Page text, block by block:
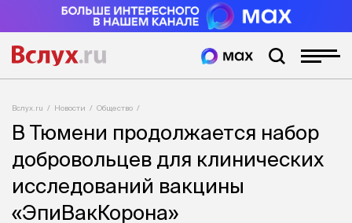
Вслух.ru Новости Общество
В Тюмени продолжается набор
добровольцев для клинических
исследований вакцины
«ЭпиВакКорона»